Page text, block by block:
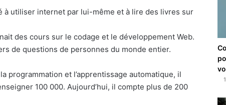
à utiliser internet par lui-même et à lire des livres sur
des cours sur le codage et le développement Web.
de questions de personnes du monde entier.
programmation et l’apprentissage automatique, il
100 000. Aujourd’hui, il compte plus de 200